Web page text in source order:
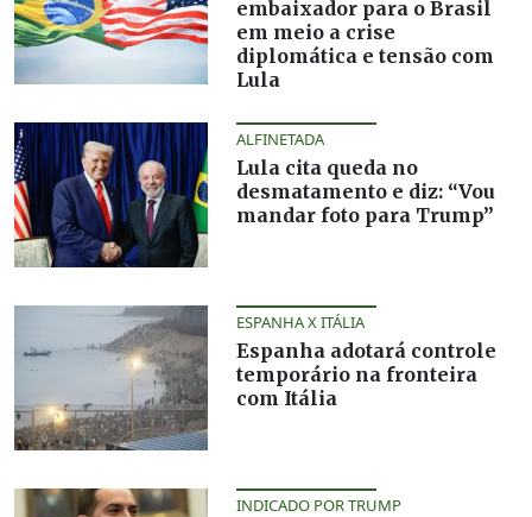
embaixador para o Brasil
em meio a crise
diplomática e tensão com
Lula
ALFINETADA
Lula cita queda no
desmatamento e diz: “Vou
mandar foto para Trump”
ESPANHA X ITÁLIA
Espanha adotará controle
temporário na fronteira
com Itália
INDICADO POR TRUMP